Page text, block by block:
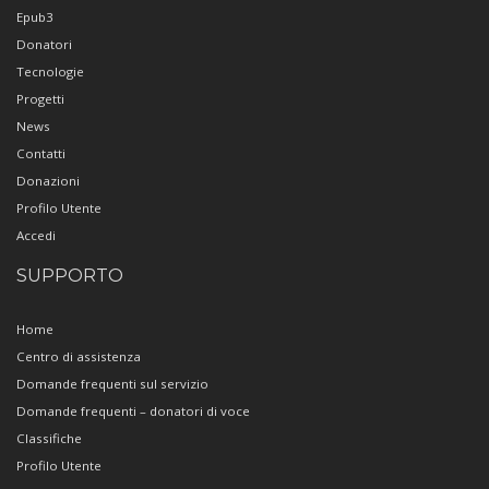
Epub3
Donatori
Tecnologie
Progetti
News
Contatti
Donazioni
Profilo Utente
Accedi
SUPPORTO
Home
Centro di assistenza
Domande frequenti sul servizio
Domande frequenti – donatori di voce
Classifiche
Profilo Utente